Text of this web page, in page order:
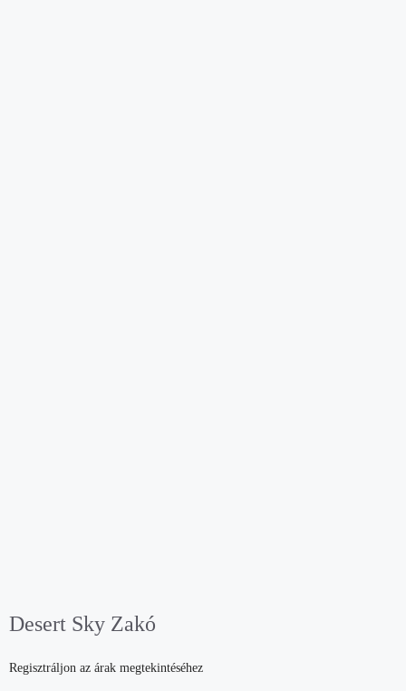
Desert Sky Zakó
Regisztráljon az árak megtekintéséhez